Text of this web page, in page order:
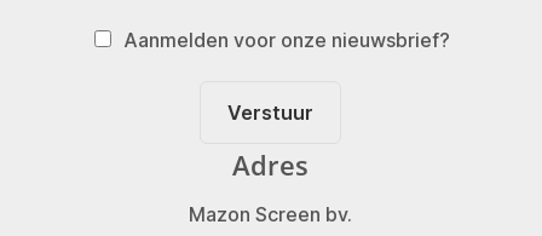
Aanmelden voor onze nieuwsbrief?
Verstuur
Adres
Mazon Screen bv.